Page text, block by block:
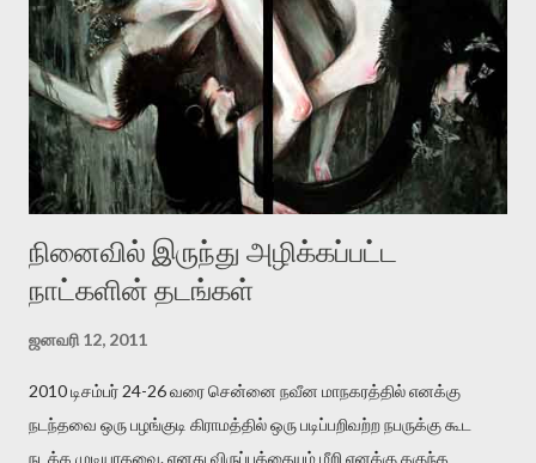
இருக்கிறார். அவர் கடுமையான பாதுகாப்பின்மை மனநிலையில் உள்ளார்.
உயிர்மை அவரை தாக்க உத்தேசித்தாலும் இல்லை என்றாலும்
ஜெயமோகன் அந்த பிரமையால் தொடர்ந்து அச்சுறுத்தலுக்கு உள்ளாகி
உள்ளார். உங்களை பற்றின இந்த தாக்குதல் கூட இதன் வெளிப்பாடு தான்”.
உண்மையே! ராக்கி படத்தில் குத்துச்சண்டை வீரராக வரும் சில்வெஸ்டர்
ஓரிடத்தில் சொல்வார்: ...
நினைவில் இருந்து அழிக்கப்பட்ட
நாட்களின் தடங்கள்
ஜனவரி 12, 2011
2010 டிசம்பர் 24-26 வரை சென்னை நவீன மாநகரத்தில் எனக்கு
நடந்தவை ஒரு பழங்குடி கிராமத்தில் ஒரு படிப்பறிவற்ற நபருக்கு கூட
நடக்க முடியாதவை. எனது விருப்பத்தையும் மீறி எனக்கு தகுந்த